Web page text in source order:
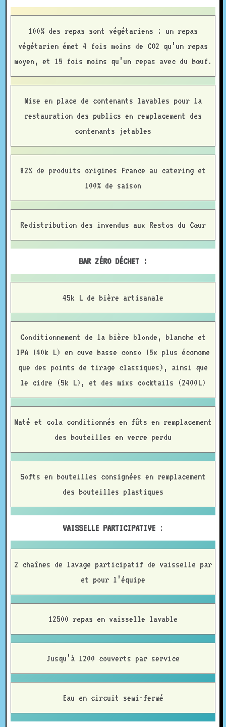
100% des repas sont végétariens : un repas
végétarien émet 4 fois moins de CO2 qu’un repas
moyen, et 15 fois moins qu’un repas avec du bœuf.
Mise en place de contenants lavables pour la
restauration des publics en remplacement des
contenants jetables
82% de produits origines France au catering et
100% de saison
Redistribution des invendus aux Restos du Cœur
BAR ZÉRO DÉCHET :
45k L de bière artisanale
Conditionnement de la bière blonde, blanche et
IPA (40k L) en cuve basse conso (5x plus économe
que des points de tirage classiques), ainsi que
le cidre (5k L), et des mixs cocktails (2400L)
Maté et cola conditionnés en fûts en remplacement
des bouteilles en verre perdu
Softs en bouteilles consignées en remplacement
des bouteilles plastiques
VAISSELLE PARTICIPATIVE :
2 chaînes de lavage participatif de vaisselle par
et pour l’équipe
12500 repas en vaisselle lavable
Jusqu’à 1200 couverts par service
Eau en circuit semi-fermé